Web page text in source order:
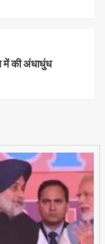
में की अंधाधुंध